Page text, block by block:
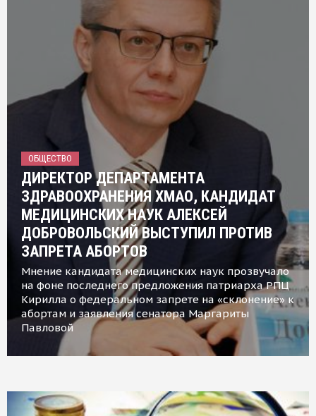
ОБЩЕСТВО
ДИРЕКТОР ДЕПАРТАМЕНТА
ЗДРАВООХРАНЕНИЯ ХМАО, КАНДИДАТ
МЕДИЦИНСКИХ НАУК АЛЕКСЕЙ
ДОБРОВОЛЬСКИЙ ВЫСТУПИЛ ПРОТИВ
ЗАПРЕТА АБОРТОВ
Мнение кандидата медицинских наук прозвучало
на фоне последнего предложения патриарха РПЦ
Кирилла о федеральном запрете на «склонение» к
абортам и заявления сенатора Маргариты
Павловой